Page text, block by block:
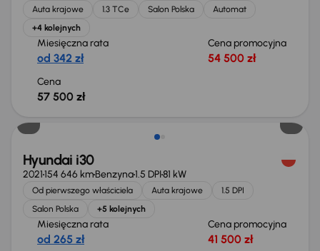
Auta krajowe 1.3 TCe Salon Polska
Automat
+4 kolejnych
Miesięczna rata
od 342 zł
Cena promocyjna
54 500 zł
Cena
57 500 zł
Możliwość odliczenia VAT
Hyundai i30
2021154 646 kmBenzyna1.5 DPI81 kW
Od pierwszego właściciela Auta krajowe
1.5 DPI
Salon Polska
+5 kolejnych
Miesięczna rata
od 265 zł
Cena promocyjna
41 500 zł